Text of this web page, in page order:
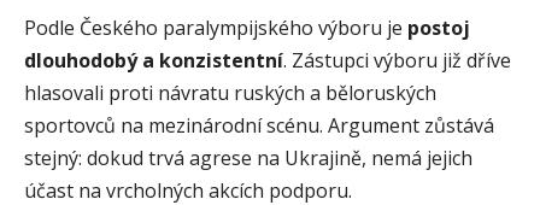
Podle Českého paralympijského výboru je postoj
dlouhodobý a konzistentní. Zástupci výboru již dříve
hlasovali proti návratu ruských a běloruských
sportovců na mezinárodní scénu. Argument zůstává
stejný: dokud trvá agrese na Ukrajině, nemá jejich
účast na vrcholných akcích podporu.